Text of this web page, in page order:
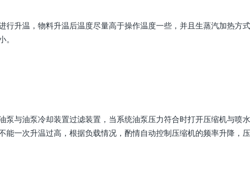
行升温，物料升温后温度尽量高于操作温度一些，并且生蒸汽加热方
泵与油泵冷却装置过滤装置，当系统油泵压力符合时打开压缩机与喷
能一次升温过高，根据负载情况，酌情自动控制压缩机的频率升降，